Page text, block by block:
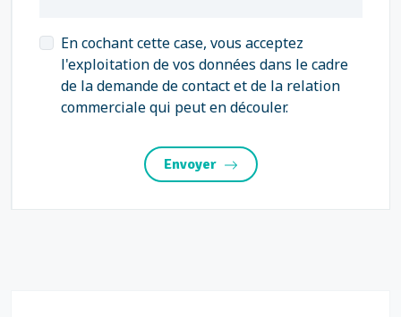
En cochant cette case, vous acceptez
l'exploitation de vos données dans le cadre
de la demande de contact et de la relation
commerciale qui peut en découler.
Envoyer